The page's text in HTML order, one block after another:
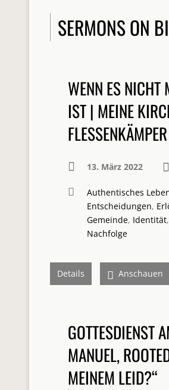
SERMONS ON
WENN ES NICHT
IST | MEINE
FLESSENKÄMPER
13. März 2022
Authentisches
Entscheidungen,
Gemeinde, Identität,
Nachfolge
Details Anschauen
GOTTESDIENST
MANUEL,
MEINEM LEID?“